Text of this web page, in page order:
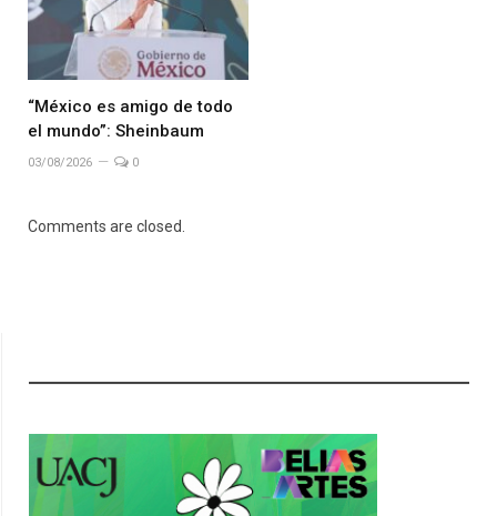
“México es amigo de todo
el mundo”: Sheinbaum
03/08/2026 0
Comments are closed.